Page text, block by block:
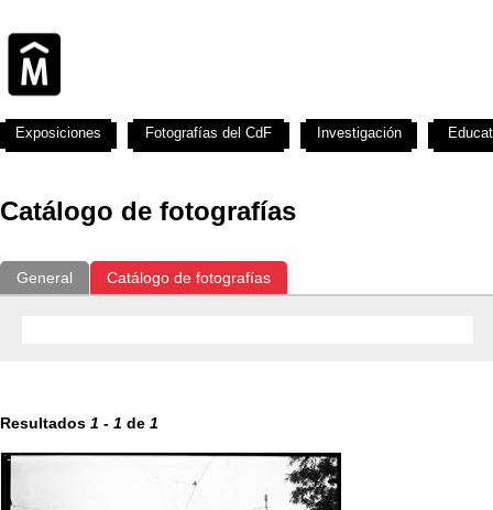
Catálogo de fotografías
General Catálogo de fotografías
Resultados 1 - 1 de 1
Exposiciones Fotografías del CdF Investigación